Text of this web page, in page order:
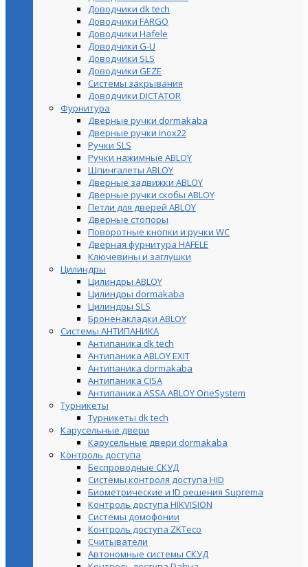
Доводчики dk tech
Доводчики FARGO
Доводчики Hafele
Доводчики G-U
Доводчики SLS
Доводчики GEZE
Cистемы закрывания
Доводчики DICTATOR
Фурнитура
Дверные ручки dormakaba
Дверные ручки inox22
Ручки SLS
Ручки нажимные ABLOY
Шпингалеты ABLOY
Дверные задвижки ABLOY
Дверные ручки скобы ABLOY
Петли для дверей ABLOY
Дверные стопоры
Поворотные кнопки и ручки WC
Дверная фурнитура HAFELE
Ключевины и заглушки
Цилиндры
Цилиндры ABLOY
Цилиндры dormakaba
Цилиндры SLS
Броненакладки ABLOY
Системы АНТИПАНИКА
Антипаника dk tech
Антипаника ABLOY EXIT
Антипаника dormakaba
Антипаника СISA
Антипаника ASSA ABLOY OneSystem
Турникеты
Турникеты dk tech
Карусельные двери
Карусельные двери dormakaba
Контроль доступа
Беспроводные СКУД
Системы контроля доступа HID
Биометрические и ID решения Suprema
Контроль доступа HIKVISION
Системы домофонии
Контроль доступа ZKTeco
Считыватели
Автономные системы СКУД